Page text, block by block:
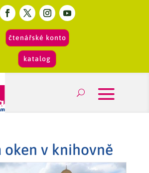
čtenářské konto
katalog
oken v knihovně